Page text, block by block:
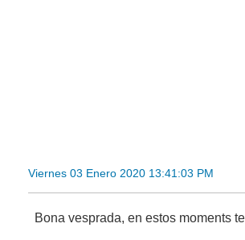
Viernes 03 Enero 2020 13:41:03 PM
Bona vesprada, en estos moments